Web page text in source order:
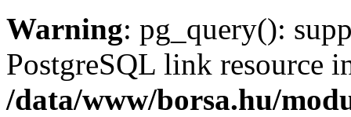
Warning: pg_query():
PostgreSQL link resource
/data/www/borsa.hu/